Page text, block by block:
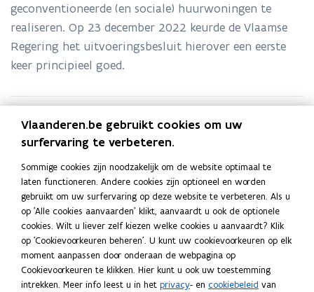
geconventioneerde (en sociale) huurwoningen te
realiseren. Op 23 december 2022 keurde de Vlaamse
Regering het uitvoeringsbesluit hierover een eerste
keer principieel goed.
Stap
1
Webinar semi-open systeem
geconventioneerde verhuur voor
private initiatiefnemers op 20
februari 2024
Stap
2
Nieuwe webinarreeks over het
verhuren van geconventioneerde
woningen.
Vlaanderen.be gebruikt cookies om uw
surfervaring te verbeteren.
Sommige cookies zijn noodzakelijk om de website optimaal te
laten functioneren. Andere cookies zijn optioneel en worden
gebruikt om uw surfervaring op deze website te verbeteren. Als u
op 'Alle cookies aanvaarden' klikt, aanvaardt u ook de optionele
cookies. Wilt u liever zelf kiezen welke cookies u aanvaardt? Klik
op 'Cookievoorkeuren beheren'. U kunt uw cookievoorkeuren op elk
moment aanpassen door onderaan de webpagina op
Cookievoorkeuren te klikken. Hier kunt u ook uw toestemming
intrekken. Meer info leest u in het privacy- en cookiebeleid van